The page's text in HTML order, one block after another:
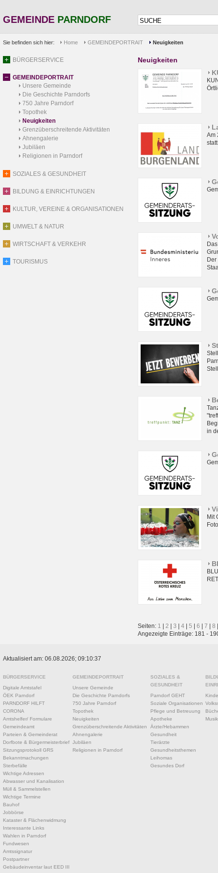
GEMEINDE PARNDORF
Sie befinden sich hier: Home GEMEINDEPORTRAIT Neuigkeiten
BÜRGERSERVICE
GEMEINDEPORTRAIT
Unsere Gemeinde
Die Geschichte Parndorfs
750 Jahre Parndorf
Topothek
Neuigkeiten
Grenzüberschreitende Aktivitäten
Ahnengalerie
Jubiläen
Religionen in Parndorf
SOZIALES & GESUNDHEIT
BILDUNG & EINRICHTUNGEN
KULTUR, VEREINE & ORGANISATIONEN
UMWELT & NATUR
WIRTSCHAFT & VERKEHR
TOURISMUS
Neuigkeiten
Am
in
Mit
Seiten: 1 2 3 4 5 6 7 8
Angezeigte Einträge: 181 -
Aktualisiert am: 06.08.2026; 09:10:37
BÜRGERSERVICE
Digitale Amtstafel
ÖEK Parndorf
PARNDORF HILFT
CORONA
Amtshelfer/ Formulare
Gemeindeamt
Parteien & Gemeinderat
Dorfbote & Bürgermeisterbrief
Sitzungsprotokoll GRS
Bekanntmachungen
Sterbefälle
Wichtige Adressen
Abwasser und Kanalisation
Müll & Sammelstellen
Wichtige Termine
Bauhof
Jobbörse
Kataster & Flächenwidmung
Interessante Links
Wahlen in Parndorf
Fundwesen
Amtssignatur
Postpartner
Gebäudeinventar laut EED III
GEMEINDEPORTRAIT
Unsere Gemeinde
Die Geschichte Parndorfs
750 Jahre Parndorf
Topothek
Neuigkeiten
Grenzüberschreitende Aktivitäten
Ahnengalerie
Jubiläen
Religionen in Parndorf
SOZIALES &
GESUNDHEIT
Parndorf GEHT
Soziale Organisationen
Pflege und Betreuung
Apotheke
Ärzte/Hebammen
Gesundheit
Tierärzte
Gesundheitsthemen
Leihomas
Gesundes Dorf